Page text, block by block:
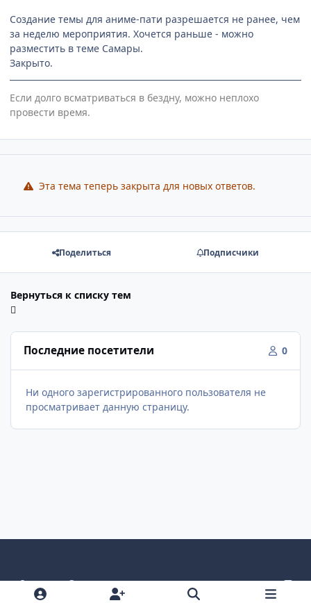
Создание темы для аниме-пати разрешается не ранее, чем
за неделю мероприятия. Хочется раньше - можно
разместить в теме Самары.
Закрыто.
Если долго всматриваться в бездну, можно неплохо
провести время.
Эта тема теперь закрыта для новых ответов.
Поделиться Подписчики
Вернуться к списку тем
Последние посетители 0
Ни одного зарегистрированного пользователя не
просматривает данную страницу.
Светлый режим
Темный режим
Как в системе
v
k